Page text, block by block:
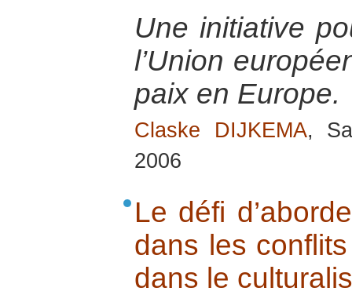
Une initiative
l’Union
paix en Europe.
Claske DIJKEMA,
2006
Le défi
dans les
dans le